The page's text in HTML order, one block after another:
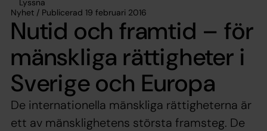
Lyssna
Nyhet / Publicerad 19 februari 2016
Nutid och framtid – för
mänskliga rättigheter i
Sverige och Europa
De internationella mänskliga rättigheterna är
ett av mänsklighetens största framsteg. De